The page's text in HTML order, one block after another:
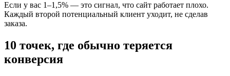
Если у вас 1–1,5% — это сигнал, что сайт работает плохо.
Каждый второй потенциальный клиент уходит, не сделав
заказа.
10 точек, где обычно теряется
конверсия